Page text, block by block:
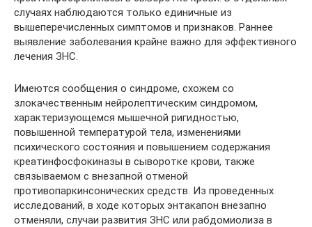
случаях наблюдаются только единичные из
вышеперечисленных симптомов и признаков. Раннее
выявление заболевания крайне важно для эффективного
лечения ЗНС.
Имеются сообщения о синдроме, схожем со
злокачественным нейролептическим синдромом,
характеризующемся мышечной ригидностью,
повышенной температурой тела, изменениями
психического состояния и повышением содержания
креатинфосфокиназы в сыворотке крови, также
связываемом с внезапной отменой
противопаркинсонических средств. Из проведенных
исследований, в ходе которых энтакапон внезапно
отменяли, случаи развития ЗНС или рабдомиолиза в